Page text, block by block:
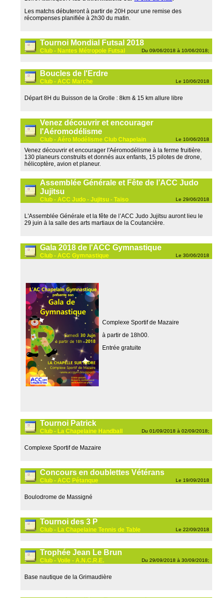
Les matchs débuteront à partir de 20H pour une remise des
récompenses planifiée à 2h30 du matin.
Tournoi Mondial Futsal 2018
Club - Nantes Métropole Futsal Du 09/06/2018 à 10/06/2018;
Boucles de l'Erdre
Club - ACC Marche Le 10/06/2018
Départ 8H du Buisson de la Grolle : 8km & 15 km allure libre
Venez découvrir et encourager
l'Aéromodélisme
Club - Aéro Modélisme Club Chapelain Le 10/06/2018
Venez découvrir et encourager l'Aéromodélisme à la ferme fruitière.
130 planeurs construits et donnés aux enfants, 15 pilotes de drone,
hélicoptère, avion et planeur.
Assemblée Générale et Fête de l’ACC Judo
Jujitsu
Club - ACC Judo - Jujitsu - Taïso Le 29/06/2018
L'Assemblée Générale et la fête de l’ACC Judo Jujitsu auront lieu le
29 juin à la salle des arts martiaux de la Coutancière.
Gala 2018 de l'ACC Gymnastique
Club - ACC Gymnastique Le 30/06/2018
Complexe Sportif de Mazaire
à partir de 18h00.
Entrée gratuite
Tournoi Patrick
Club - La Chapelaine Handball Du 01/09/2018 à 02/09/2018;
Complexe Sportif de Mazaire
Concours en doublettes Vétérans
Club - ACC Pétanque Le 19/09/2018
Boulodrome de Massigné
Tournoi des 3 P
Club - La Chapelaine Tennis de Table Le 22/09/2018
Trophée Jean Le Brun
Club - Voile - A.N.C.R.E. Du 29/09/2018 à 30/09/2018;
Base nautique de la Grimaudière